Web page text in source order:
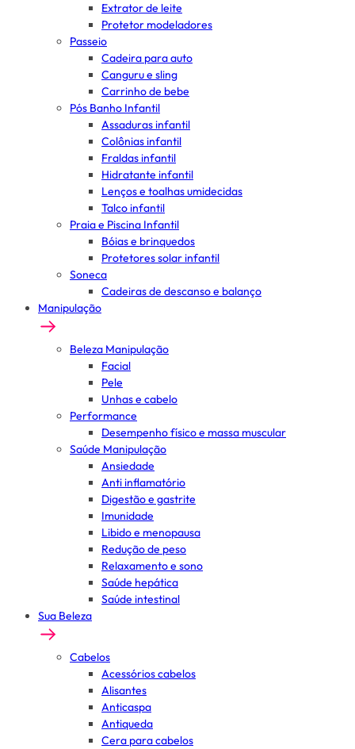
Extrator de leite
Protetor modeladores
Passeio
Cadeira para auto
Canguru e sling
Carrinho de bebe
Pós Banho Infantil
Assaduras infantil
Colônias infantil
Fraldas infantil
Hidratante infantil
Lenços e toalhas umidecidas
Talco infantil
Praia e Piscina Infantil
Bóias e brinquedos
Protetores solar infantil
Soneca
Cadeiras de descanso e balanço
Manipulação
Beleza Manipulação
Facial
Pele
Unhas e cabelo
Performance
Desempenho físico e massa muscular
Saúde Manipulação
Ansiedade
Anti inflamatório
Digestão e gastrite
Imunidade
Libido e menopausa
Redução de peso
Relaxamento e sono
Saúde hepática
Saúde intestinal
Sua Beleza
Cabelos
Acessórios cabelos
Alisantes
Anticaspa
Antiqueda
Cera para cabelos